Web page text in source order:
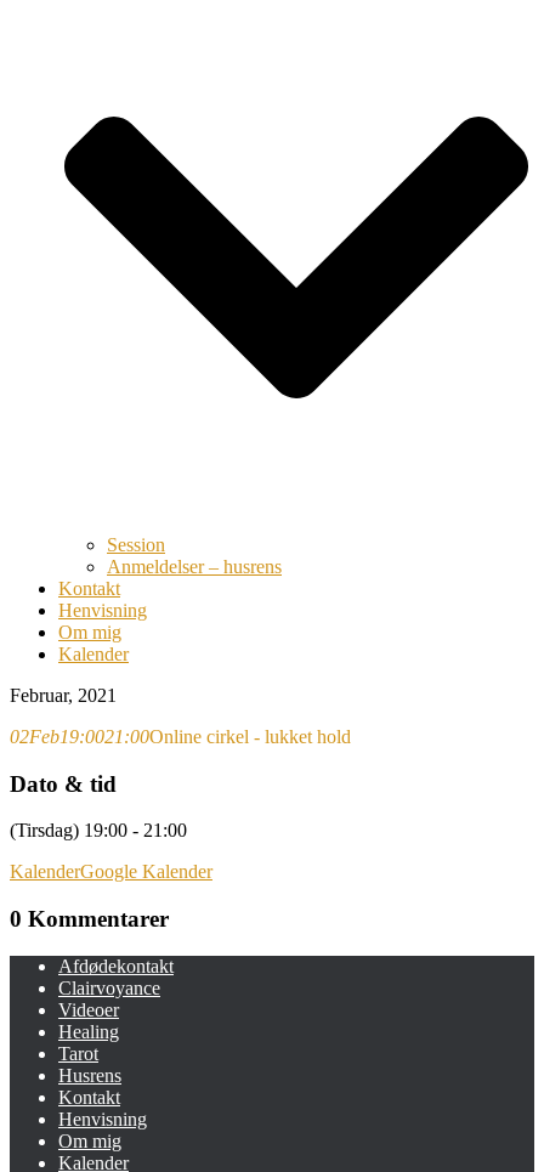
Session
Anmeldelser – husrens
Kontakt
Henvisning
Om mig
Kalender
Februar, 2021
02Feb19:0021:00Online cirkel - lukket hold
Dato & tid
(Tirsdag) 19:00 - 21:00
KalenderGoogle Kalender
0 Kommentarer
Afdødekontakt
Clairvoyance
Videoer
Healing
Tarot
Husrens
Kontakt
Henvisning
Om mig
Kalender